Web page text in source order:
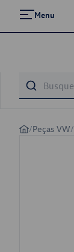
Menu
/Peças VW/